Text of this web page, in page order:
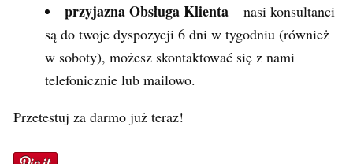
przyjazna Obsługa Klienta – nasi konsultanci
są do twoje dyspozycji 6 dni w tygodniu (również
w soboty), możesz skontaktować się z nami
telefonicznie lub mailowo.
Przetestuj za darmo już teraz!